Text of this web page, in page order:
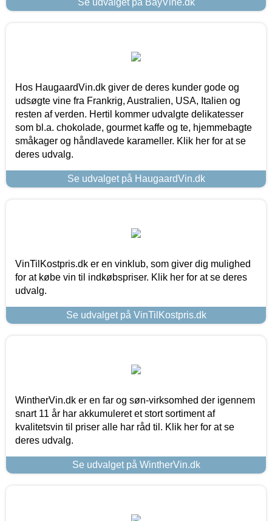
Hos HaugaardVin.dk giver de deres kunder gode og
udsøgte vine fra Frankrig, Australien, USA, Italien og
resten af verden. Hertil kommer udvalgte delikatesser
som bl.a. chokolade, gourmet kaffe og te, hjemmebagte
småkager og håndlavede karameller. Klik her for at se
deres udvalg.
Se udvalget på HaugaardVin.dk
VinTilKostpris.dk er en vinklub, som giver dig mulighed
for at købe vin til indkøbspriser. Klik her for at se deres
udvalg.
Se udvalget på VinTilKostpris.dk
WintherVin.dk er en far og søn-virksomhed der igennem
snart 11 år har akkumuleret et stort sortiment af
kvalitetsvin til priser alle har råd til. Klik her for at se
deres udvalg.
Se udvalget på WintherVin.dk